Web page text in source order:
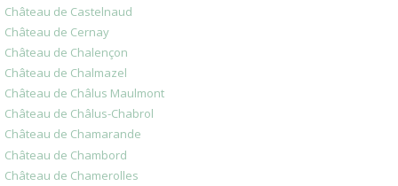
Château de Castelnaud
Château de Cernay
Château de Chalençon
Château de Chalmazel
Château de Châlus Maulmont
Château de Châlus-Chabrol
Château de Chamarande
Château de Chambord
Château de Chamerolles